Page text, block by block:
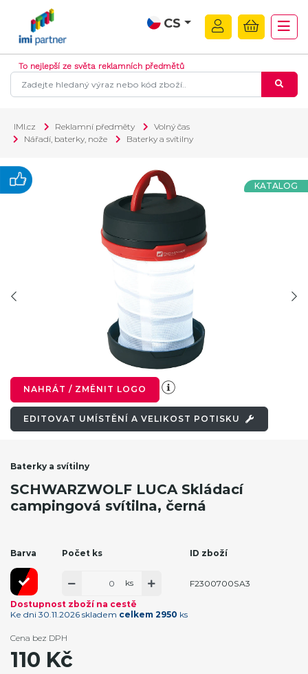
CS
To nejlepší ze světa reklamních předmětů
IMI.cz Reklamní předměty
Volný čas
Nářadí, baterky, nože
Baterky a svítilny
KATALOG
NAHRÁT / ZMĚNIT LOGO
EDITOVAT UMÍSTĚNÍ A VELIKOST POTISKU
Baterky a svítilny
SCHWARZWOLF LUCA Skládací
campingová svítilna, černá
Barva Počet ks ID zboží
Dostupnost zboží na cestě
Ke dni 30.11.2026 skladem celkem 2950 ks
ks F2300700SA3
Cena bez DPH
110 Kč